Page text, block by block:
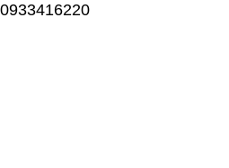
0933416220